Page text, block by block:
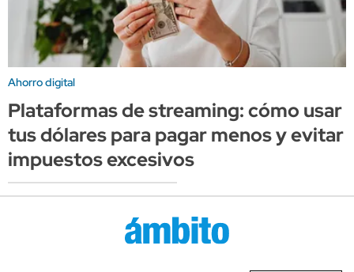
Ahorro digital
Plataformas de streaming: cómo usar
tus dólares para pagar menos y evitar
impuestos excesivos